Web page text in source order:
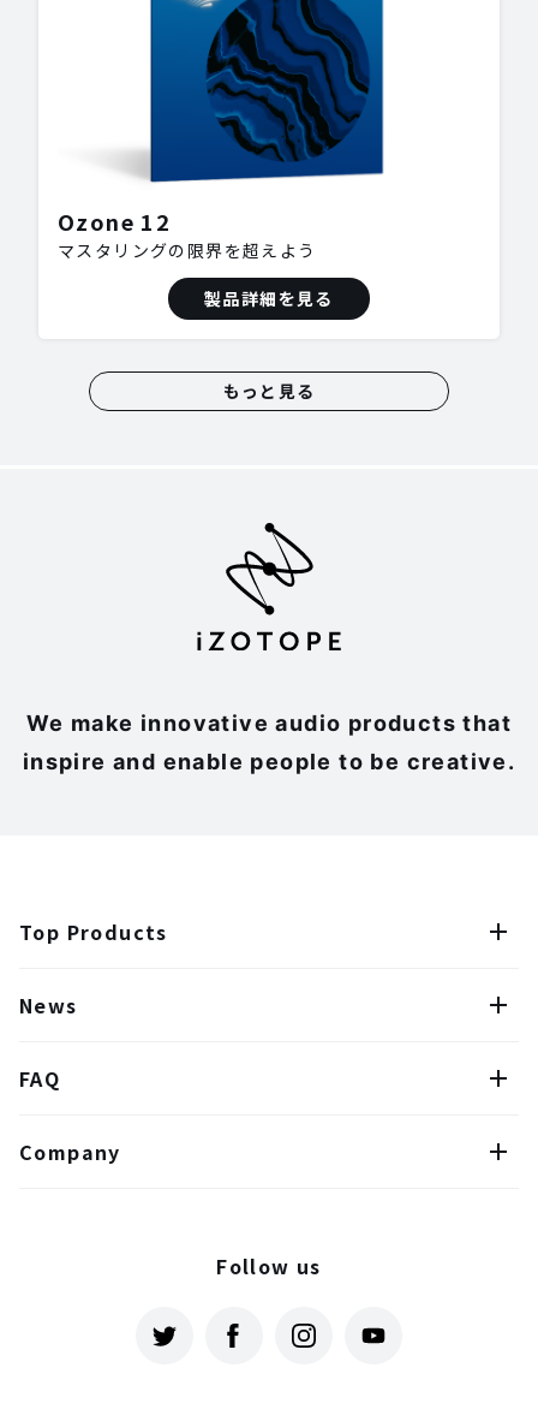
Ozone 12
マスタリングの限界を超えよう
製品詳細を見る
もっと見る
We make innovative audio products that
inspire and enable people to be creative.
Top Products
News
FAQ
Company
Follow us